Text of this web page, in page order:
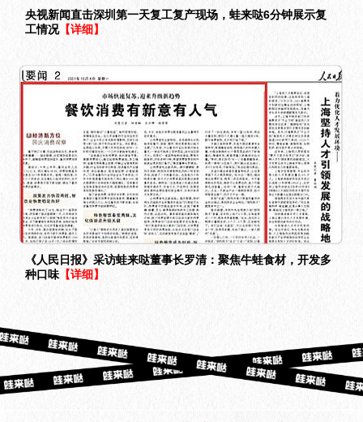
央视新闻直击深圳第一天复工复产现场，蛙来哒6分钟展示复
工情况【详细】
《人民日报》采访蛙来哒董事长罗清：聚焦牛蛙食材，开发多
种口味 【详细】